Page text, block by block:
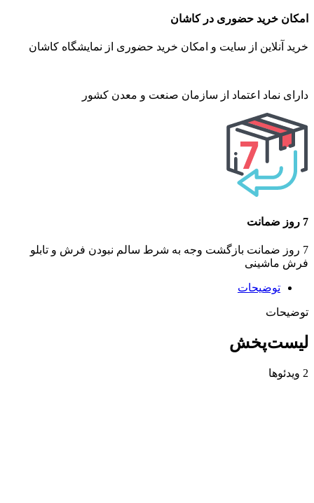
امکان خرید حضوری در کاشان
خرید آنلاین از سایت و امکان خرید حضوری از نمایشگاه کاشان
دارای نماد اعتماد از سازمان صنعت و معدن کشور
7 روز ضمانت
7 روز ضمانت بازگشت وجه به شرط سالم نبودن فرش و تابلو
فرش ماشینی
توضیحات
توضیحات
لیست‌پخش
2 ویدئوها